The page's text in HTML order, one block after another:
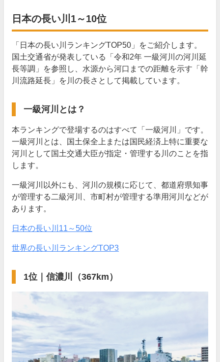
9位｜天竜川（213km）
10位｜阿賀野川（210km）
日本の長い川11～50位
日本の景観に触れたいと思った人はこちらをチェック！
逆に日本一短い川は？
世界の長い川ランキングTOP3
1位｜ナイル川（6,695km）
2位｜アマゾン川（6,516km）
3位｜長江（6,380km）
みんなのランキングでは随時投票受付中！
日本の長い川1～10位
「日本の長い川ランキングTOP50」をご紹介します。
国土交通省が発表している「令和2年 一級河川の河川延
長等調」を参照し、水源から河口までの距離を示す「幹
川流路延長」を川の長さとして掲載しています。
一級河川とは？
本ランキングで登場するのはすべて「一級河川」です。
一級河川とは、国土保全上または国民経済上特に重要な
河川として国土交通大臣が指定・管理する川のことを指
します。
一級河川以外にも、河川の規模に応じて、都道府県知事
が管理する二級河川、市町村が管理する準用河川などが
あります。
日本の長い川11～50位
世界の長い川ランキングTOP3
1位｜信濃川（367km）